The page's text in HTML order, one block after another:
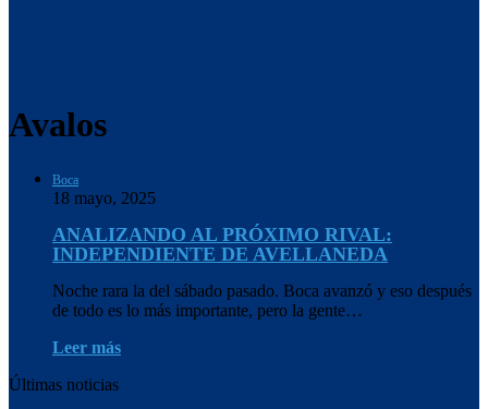
Avalos
Boca
18 mayo, 2025
ANALIZANDO AL PRÓXIMO RIVAL:
INDEPENDIENTE DE AVELLANEDA
Noche rara la del sábado pasado. Boca avanzó y eso después
de todo es lo más importante, pero la gente…
Leer más
Últimas noticias